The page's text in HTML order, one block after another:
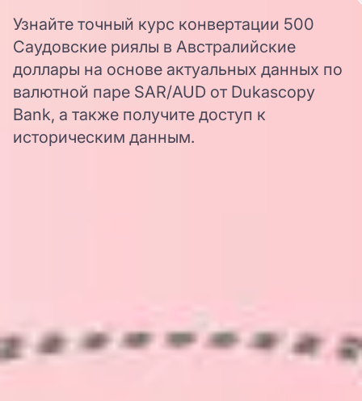
Узнайте точный курс конвертации 500
Саудовские риялы в Австралийские
доллары на основе актуальных данных по
валютной паре SAR/AUD от Dukascopy
Bank, а также получите доступ к
историческим данным.